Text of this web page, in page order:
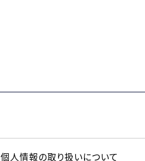
個人情報の取り扱いについて